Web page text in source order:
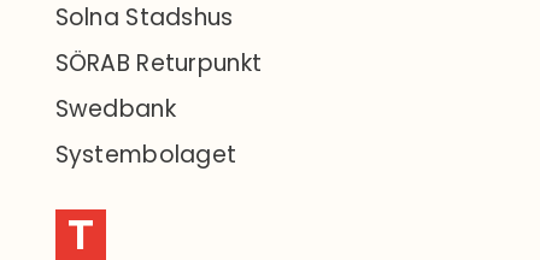
Solna Stadshus
SÖRAB Returpunkt
Swedbank
Systembolaget
T